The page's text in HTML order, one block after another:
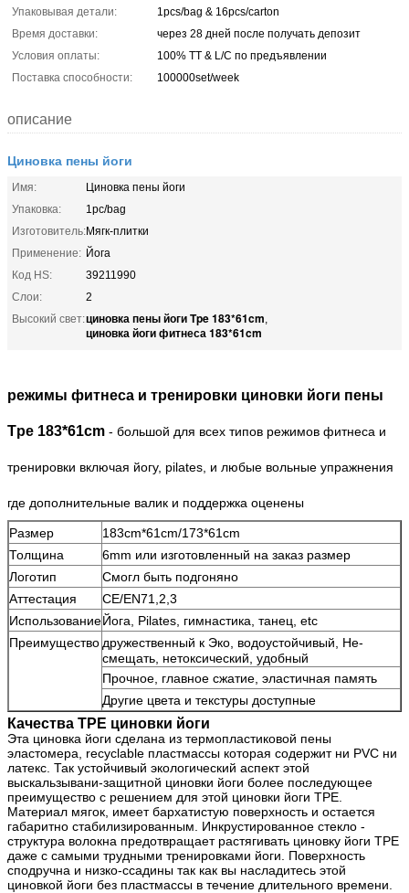
Упаковывая детали:
1pcs/bag & 16pcs/carton
Время доставки:
через 28 дней после получать депозит
Условия оплаты:
100% TT & L/C по предъявлении
Поставка способности:
100000set/week
описание
Циновка пены йоги
Имя:
Циновка пены йоги
Упаковка:
1pc/bag
Изготовитель:Мягк-плитки
Применение: Йога
Код HS:
39211990
Слои:
2
Высокий свет:циновка пены йоги Tpe 183*61cm,
циновка йоги фитнеса 183*61cm
режимы фитнеса и тренировки циновки йоги пены
Tpe 183*61cm - большой для всех типов режимов фитнеса и
тренировки включая йогу, pilates, и любые вольные упражнения
где дополнительные валик и поддержка оценены
Размер
183cm*61cm/173*61cm
Толщина
6mm или изготовленный на заказ размер
Логотип
Смогл быть подгоняно
Аттестация
CE/EN71,2,3
ИспользованиеЙога, Pilates, гимнастика, танец, etc
Преимущество дружественный к Эко, водоустойчивый, Не-
смещать, нетоксический, удобный
Прочное, главное сжатие, эластичная память
Другие цвета и текстуры доступные
Качества TPE циновки йоги
Эта циновка йоги сделана из термопластиковой пены
эластомера, recyclable пластмассы которая содержит ни PVC ни
латекс. Так устойчивый экологический аспект этой
выскальзывани-защитной циновки йоги более последующее
преимущество с решением для этой циновки йоги TPE.
Материал мягок, имеет бархатистую поверхность и остается
габаритно стабилизированным. Инкрустированное стекло -
структура волокна предотвращает растягивать циновку йоги TPE
даже с самыми трудными тренировками йоги. Поверхность
сподручна и низко-ссадины так как вы насладитесь этой
циновкой йоги без пластмассы в течение длительного времени.